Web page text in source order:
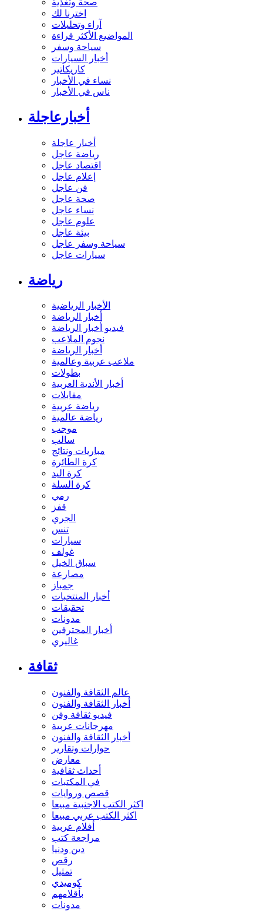
اخترنا لك
آراء وتحليلات
المواضيع الأكثر قراءة
سياحة وسفر
أخبار السيارات
كاريكاتير
نساء في الأخبار
ناس في الأخبار
أخبارعاجلة
أخبار عاجلة
رياضة عاجل
اقتصاد عاجل
إعلام عاجل
فن عاجل
صحة عاجل
نساء عاجل
علوم عاجل
بيئة عاجل
سياحة وسفر عاجل
سيارات عاجل
رياضة
الأخبار الرياضية
أخبار الرياضة
فيديو أخبار الرياضة
نجوم الملاعب
أخبار الرياضة
ملاعب عربية وعالمية
بطولات
أخبار الأندية العربية
مقابلات
رياضة عربية
رياضة عالمية
موجب
سالب
مباريات ونتائج
كرة الطائرة
كرة اليد
كرة السلة
رمي
قفز
الجري
تنس
سيارات
غولف
سباق الخيل
مصارعة
جمباز
أخبار المنتخبات
تحقيقات
مدونات
أخبار المحترفين
غاليري
ثقافة
عالم الثقافة والفنون
أخبار الثقافة والفنون
فيديو ثقافة وفن
مهرجانات عربية
أخبار الثقافة والفنون
حوارات وتقارير
معارض
أحداث ثقافية
في المكتبات
قصص وروايات
اكثر الكتب الاجنبية مبيعا
اكثر الكتب عربي مبيعا
أفلام عربية
مراجعة كتب
دين ودنيا
رقص
تمثيل
كوميدي
بأقلامهم
مدونات